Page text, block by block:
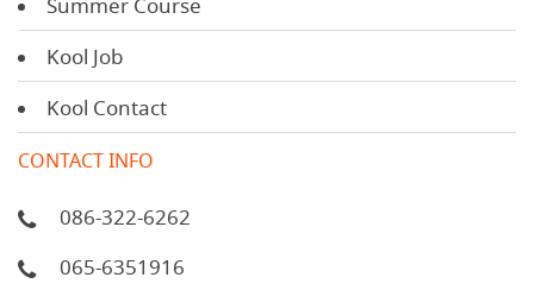
Summer Course
Kool Job
Kool Contact
CONTACT INFO
086-322-6262
065-6351916